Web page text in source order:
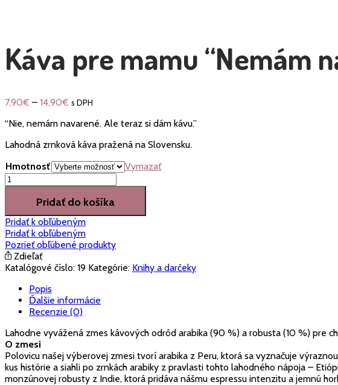
Káva pre mamu “Nemám
7,90€ – 14,90€ s DPH
“Nie, nemám navarené. Ale teraz si dám kávu.”
Lahodná zrnková káva pražená na Slovensku.
Hmotnosť
Vymazať
množstvo
Káva
mamu
"Nemám
navarené"
Pridať do košíka
Pridať k obľúbeným
Pridať k obľúbeným
Pozrieť obľúbené produkty
Zdieľať
Katalógové číslo: 19 Kategórie: Knihy a darčeky
Popis
Ďalšie informácie
Recenzie (0)
Lahodne vyvážená zmes kávových odrôd arabika (90 %) a robusta (10 %) pre
O zmesi
Polovicu našej výberovej zmesi tvorí arabika z Peru, ktorá sa vyznačuje
kus histórie a siahli po zrnkách arabiky z pravlasti tohto lahodného nápoja –
monzúnovej robusty z Indie, ktorá pridáva nášmu espressu intenzitu a jemnú